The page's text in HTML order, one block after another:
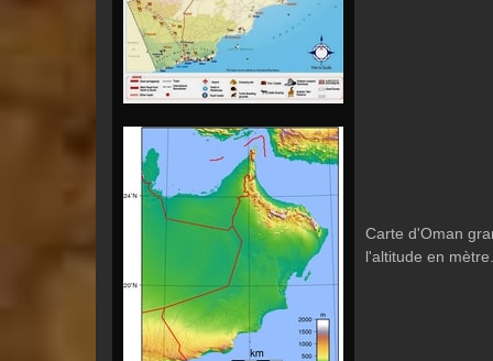
Carte d'Oman
l'altitude en mètre.